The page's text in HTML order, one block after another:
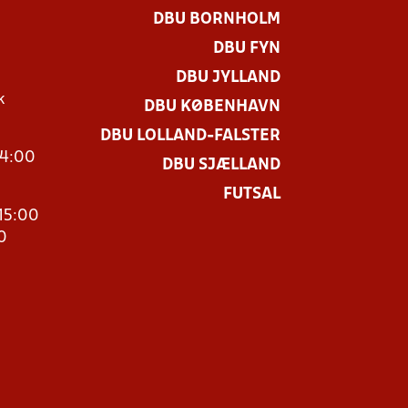
DBU BORNHOLM
DBU FYN
DBU JYLLAND
DBU KØBENHAVN
DBU LOLLAND-FALSTER
DBU SJÆLLAND
FUTSAL